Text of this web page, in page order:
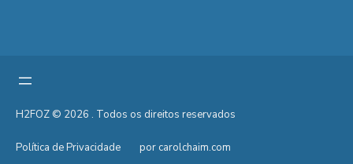
H2FOZ © 2026 . Todos os direitos reservados
Política de Privacidade por carolchaim.com